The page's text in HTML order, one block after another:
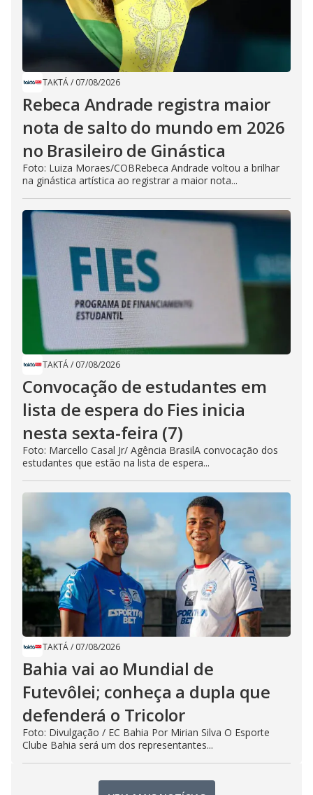
TAKTÁ/ 07/08/2026
Rebeca Andrade registra maior
nota de salto do mundo em 2026
no Brasileiro de Ginástica
Foto: Luiza Moraes/COBRebeca Andrade voltou a brilhar
na ginástica artística ao registrar a maior nota...
TAKTÁ/ 07/08/2026
Convocação de estudantes em
lista de espera do Fies inicia
nesta sexta-feira (7)
Foto: Marcello Casal Jr/ Agência BrasilA convocação dos
estudantes que estão na lista de espera...
TAKTÁ/ 07/08/2026
Bahia vai ao Mundial de
Futevôlei; conheça a dupla que
defenderá o Tricolor
Foto: Divulgação / EC Bahia Por Mirian Silva O Esporte
Clube Bahia será um dos representantes...